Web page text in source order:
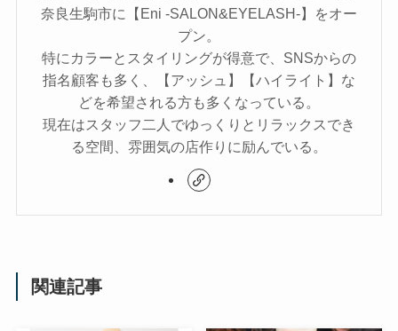
奈良生駒市に【Eni -SALON&EYELASH-】をオー
プン。
特にカラーとスタイリングが得意で、SNSからの
指名顧客も多く、【アッシュ】【ハイライト】な
どを希望される方も多くなっている。
現在はスタッフ二人でゆっくりとリラックスでき
る空間、雰囲気の店作りに励んでいる。
関連記事